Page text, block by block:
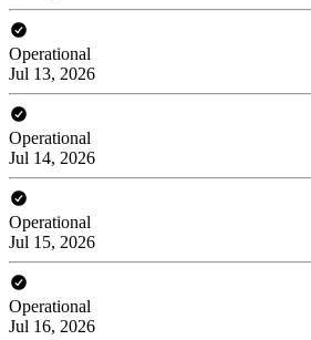
Operational
Jul 13, 2026
Operational
Jul 14, 2026
Operational
Jul 15, 2026
Operational
Jul 16, 2026